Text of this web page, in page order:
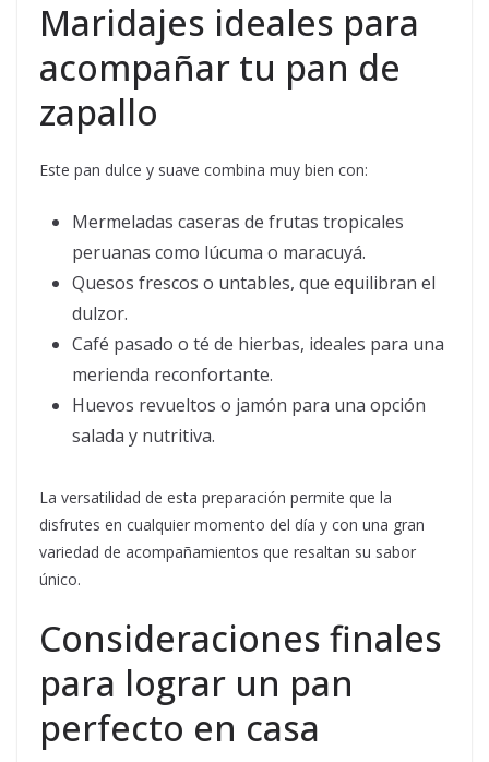
Maridajes ideales para
acompañar tu pan de
zapallo
Este pan dulce y suave combina muy bien con:
Mermeladas caseras de frutas tropicales
peruanas como lúcuma o maracuyá.
Quesos frescos o untables, que equilibran el
dulzor.
Café pasado o té de hierbas, ideales para una
merienda reconfortante.
Huevos revueltos o jamón para una opción
salada y nutritiva.
La versatilidad de esta preparación permite que la
disfrutes en cualquier momento del día y con una gran
variedad de acompañamientos que resaltan su sabor
único.
Consideraciones finales
para lograr un pan
perfecto en casa